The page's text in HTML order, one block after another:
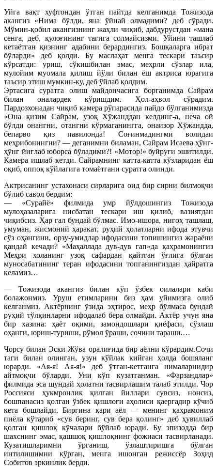
Уйга вақт хуфтондан ўтган пайтда келганимда Тожизода
акангиз «Нима бўлди, яна ўйнай олмадими? деб сўради.
Мўмин-қобил акангизнинг жаҳли чиқиб, дабдурустдан «мана
сенга, деб, қулоғининг тагига солмайсизми. Уйини ташлаб
кетаётган қизнинг адабини берардингиз. Бошқаларга ибрат
бўларди» деб қолди. Бу маслаҳат менга тескари таъсир
кўрсатди: уриш, сўкишбилан эмас, меҳрли сўзлар ила,
мулойим муомала қилиш йўли билан ёш актриса юрагига
таъсир этиш мумкин-ку, деб ўйлаб қолдим.
Эртасига суратга олиш майдончасига борганимда Сайрам
билан оналардек кўришдим. Ҳол-аҳвол сўрадим.
Пардозхонадан чиқиб камера рўпарасида пайдо бўлганимизда
«Она қизим Сайрам, узоқ Хўжанддан келдинг-а, неча ой
бўлди онангни, отангни кўрмаганингга, онаизор Хўжандда,
бепарво қиз павилонда! Соғинмадингми волидаи
меҳрибонингни? — деганимни биламан, Сайрам Исаева ҳўнг-
ҳўнг йиғлаб юборса бўладими?! «Мотор!» буйруғи эшитилди.
Камера ишлаб кетди. Сайрамнинг катта-катта кўзларидан ёш
оқиб, оппоқ кўйлагига томаётгани суратга олинди.
Актрисанинг устахонаси сирларига оид бир сирни билмоқчи
бўлиб савол бердим:
— «Сурайё» филмида умр йўлдошингиз Тожизода
мулоҳазаларига нисбатан тескари иш қилиб, вазиятдан
чиқибсиз. Ҳар гал бундай бўлмас. Имо-ишора, нигоҳ ташлаш,
умуман, жисмоний ҳаракат, руҳий ҳолатларни ифода этувчи
сўз оҳангини, орзу-умидлар ифодасини топишингиз жараёни
қандай кечади? «Маҳаллада дув-дув гап»да қаҳрамонингиз
Меҳри холанинг узоқ сафардан қайтган ўғлига бўлган
муносабатининг теран ифодасини топганингиздан ҳайратга
келамиз…
— Тожизода акангиз билан кўп ўзбек оилалари каби
болажонмиз. Уруш етимларини биз ҳам уйимизга олиб
келганмиз. Актёрнинг ўзида эҳтирос, меҳр бўлмаса бундай
руҳий тўлқинларни ифодалаб бера олмайди. Актёр учун яна
бир хазина: ҳаёт оқими, замондошлари қиёфаси, сўзлаш
оҳанги, юриш-туриши, рўмол ўраши, сочини тараши.…
Чорсу билан Эски Жўва оралиғида бир аёлни кўрардим.Сочи
таги билан олинган, узун кўйлак кийган ҳолда бошяланг
юрарди. «Ая-я! Ая-я!» деб ўтган-кетганга нималарнидир
айтмоқчи бўларди. Уни кўп кузатганман. «Фарзандлар»
филмида эса шундай ҳолатни тасвирлашим талаб этилди. Чор
Россияси ҳукмронлик қилган йиллари сувсиз, нонсиз,
бошпанасиз қолган ўзбек қишлоғи аҳолиси қаергадир кўчиб
кета бошлайди. Биргина қари аёл — менинг қаҳрамоним
пиёла кўтариб «сув беринг, сув бера қолинг» деб ҳувиллаб
қолган қишлоқ кўчалари бўйлаб юради. Бу эпизодда бир
шахснинг эмас, қашшоқ қишлоқнинг фожиаси тасвирланади.
Кузатишларимни ўрганиш, ўзлаштиришга бўлган
интилишимни кўрган, менга ишонган режиссёр Зоҳид
Собитов эркинлик берди.